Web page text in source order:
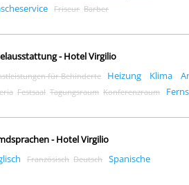
Friseur Barber
- Hotel Virgilio
für Behinderte Heizung Klima
Festsaal Tagungsraum Konferenzraum
- Hotel Virgilio
Französisch Deutsch Spanische